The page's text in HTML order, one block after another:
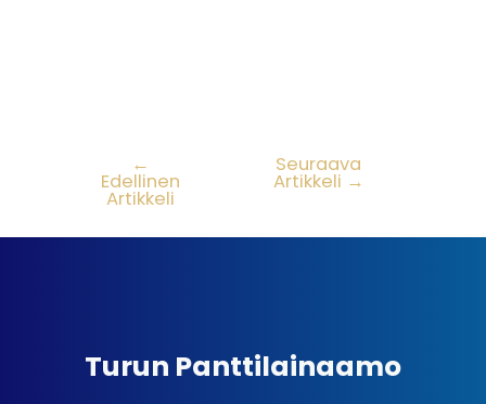
←
Edellinen
Artikkeli
Seuraava
Artikkeli →
Turun Panttilainaamo